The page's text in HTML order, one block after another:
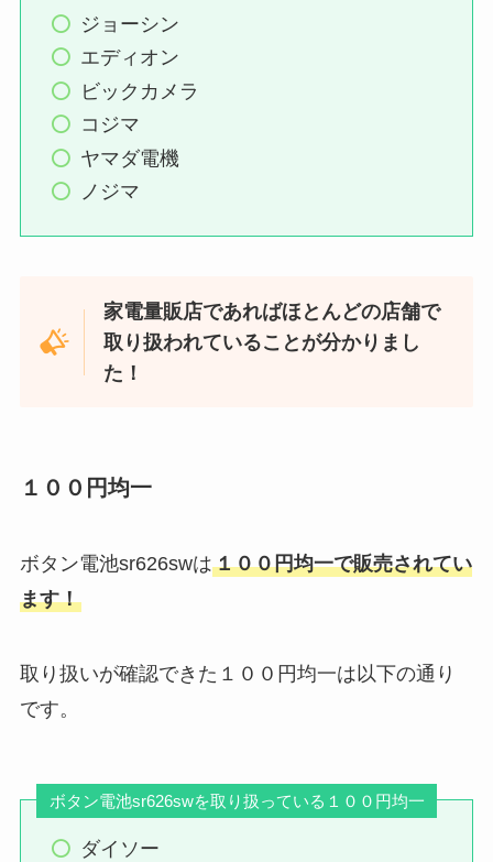
【ボイスレコーダー】ドンキホー
ジョーシン
エディオン
ビックカメラ
コジマ
ヤマダ電機
ノジマ
家電量販店であればほとんどの店舗で
取り扱われていることが分かりまし
た！
１００円均一
ボタン電池sr626swは１００円均一で販売されてい
ます！
取り扱いが確認できた１００円均一は以下の通り
です。
ボタン電池sr626swを取り扱っている１００円均一
ダイソー